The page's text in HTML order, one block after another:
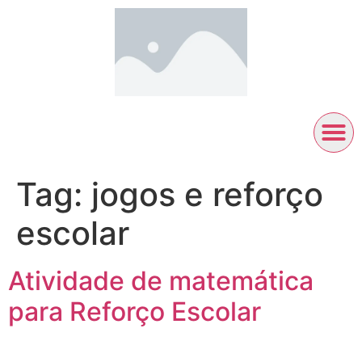
Tag: jogos e reforço
escolar
Atividade de matemática
para Reforço Escolar